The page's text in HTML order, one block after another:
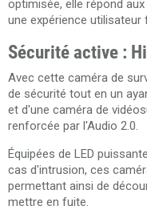
optimisée, elle répond
une expérience utilisateur
Sécurité active :
Avec cette caméra de
de sécurité tout en un
et d'une caméra de
renforcée par l'Audio 2.0.
Équipées de LED
cas d'intrusion, ces
permettant ainsi de
mettre en fuite.